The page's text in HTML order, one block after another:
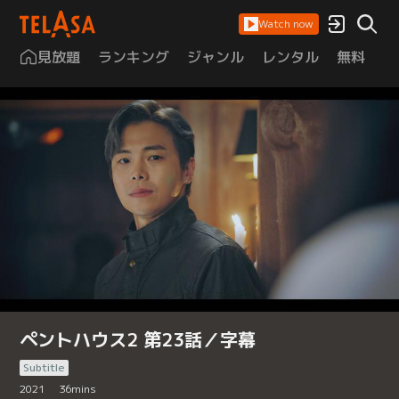
Watch now
見放題 ランキング ジャンル レンタル 無料
ペントハウス2 第23話／字幕
Subtitle
2021
36mins